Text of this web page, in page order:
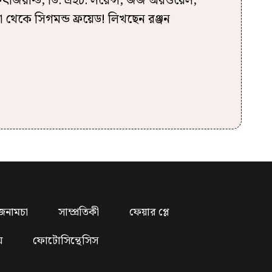
থেকে সিগমন্ড ফ্রয়েড! লিখছেন রঞ্জন
সাম্প্রতিকী
ফেয়ার প্লে
ফোটোসিন্থেসিস